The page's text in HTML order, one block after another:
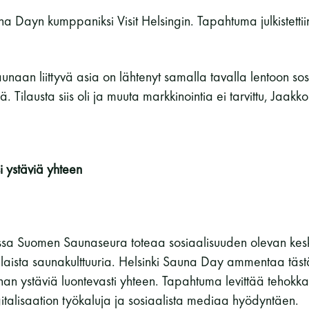
Dayn kumppaniksi Visit Helsingin. Tapahtuma
liittyvä asia on lähtenyt samalla tavalla lentoon
Tilausta siis oli ja muuta markkinointia ei tarvittu,
ystäviä yhteen
Suomen Saunaseura toteaa sosiaalisuuden olevan
saunakulttuuria. Helsinki Sauna Day ammentaa
ystäviä luontevasti yhteen. Tapahtuma levittää
työkaluja ja sosiaalista mediaa hyödyntäen.